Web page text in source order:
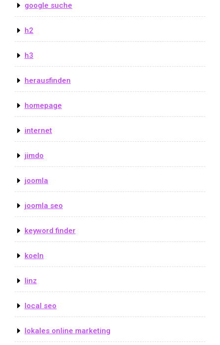
google suche
h2
h3
herausfinden
homepage
internet
jimdo
joomla
joomla seo
keyword finder
koeln
linz
local seo
lokales online marketing